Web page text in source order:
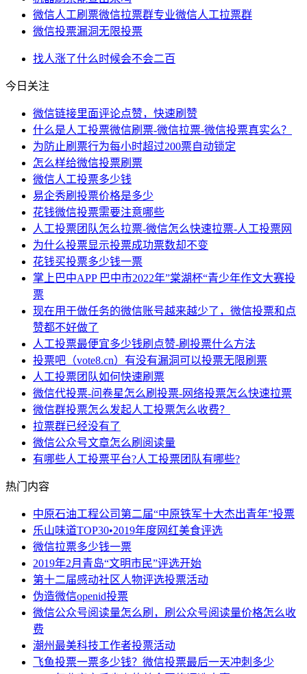
微信人工刷票微信拉票群专业微信人工拉票群
微信投票漏洞无限投票
找人涨了什么时候会不会二百
今日关注
微信链接里面评论点赞，快速刷赞
什么是人工投票微信刷票-微信拉票-微信投票真实么？
为防止刷票行为每小时超过200票自动锁定
怎么样给微信投票刷票
微信人工投票多少钱
易企秀刷投票价格是多少
花钱微信投票需要注意哪些
人工投票团队怎么拉票-微信怎么快速拉票-人工投票网
为什么投票显示投票成功票数却不变
花钱买投票多少钱一票
掌上巴中APP 巴中市2022年”棠湖杯“青少年作文大赛投
票
现在用于做任务的微信账号越来越少了，微信投票和点
赞都不好做了
人工投票最便宜多少钱刷点赞-刷投票什么方法
投票吧（vote8.cn）有没有漏洞可以投票无限刷票
人工投票团队如何快速刷票
微信代投票-问卷星怎么刷投票-网络投票怎么快速拉票
微信群投票怎么发起人工投票怎么收费？
拉票群已经没有了
微信公众号文章怎么刷阅读量
有哪些人工投票平台?人工投票团队有哪些?
热门内容
中原石油工程公司第二届“中原铁军十大杰出青年”投票
乐山味道TOP30•2019年度网红美食评选
微信拉票多少钱一票
2019年2月青岛“文明市民”评选开始
第十二届感动社区人物评选投票活动
伪造微信openid投票
微信公众号阅读量怎么刷，刷公众号阅读量价格怎么收
费
潮州最美科技工作者投票活动
飞鱼投票一票多少钱？微信投票最后一天冲刺多少